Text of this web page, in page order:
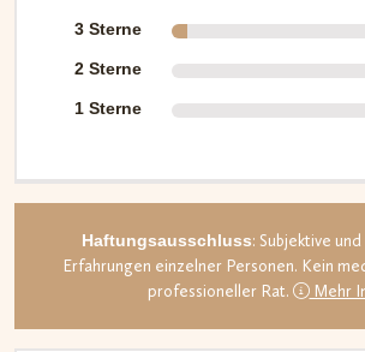
3 Sterne
2 Sterne
1 Sterne
Haftungsausschluss: Subjektive
Erfahrungen einzelner Personen. Kein
professioneller Rat.
Mehr